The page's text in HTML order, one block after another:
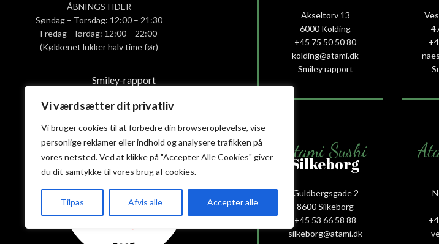
Vi værdsætter dit privatliv
Vi bruger cookies til at forbedre din browseroplevelse, vise
personlige reklamer eller indhold og analysere trafikken på
vores netsted. Ved at klikke på "Accepter Alle Cookies" giver
du dit samtykke til vores brug af cookies.
Tilpas Afvis alle Accepter alle
ÅBNINGSTIDER
Søndag – Torsdag: 12:00 – 21:30
Fredag – lørdag: 12:00 – 22:00
(Køkkenet lukker halv time før)
Smiley-rapport
Handelsbetingelser
Akseltorv 13
6000 Kolding
+45 75 50 50 80
kolding@atami.dk
Smiley rapport
Atami Sushi
Silkeborg
Guldbergsgade 2
8600 Silkeborg
+45 53 66 58 88
silkeborg@atami.dk